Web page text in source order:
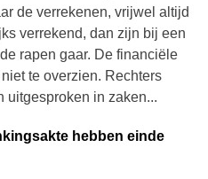
de verrekenen, vrijwel altijd
verrekend, dan zijn bij een
rapen gaar. De financiële
te overzien. Rechters
uitgesproken in zaken...
hebben einde